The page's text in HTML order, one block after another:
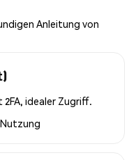
Anleitung von
idealer Zugriff.